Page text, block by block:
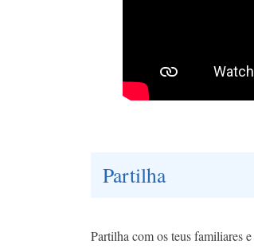
Partilha
Partilha com os teus familiares